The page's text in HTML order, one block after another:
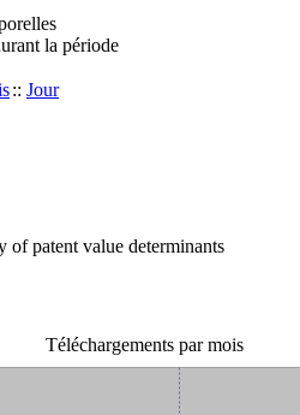
la période
:: Jour
of patent value determinants
Téléchargements par mois